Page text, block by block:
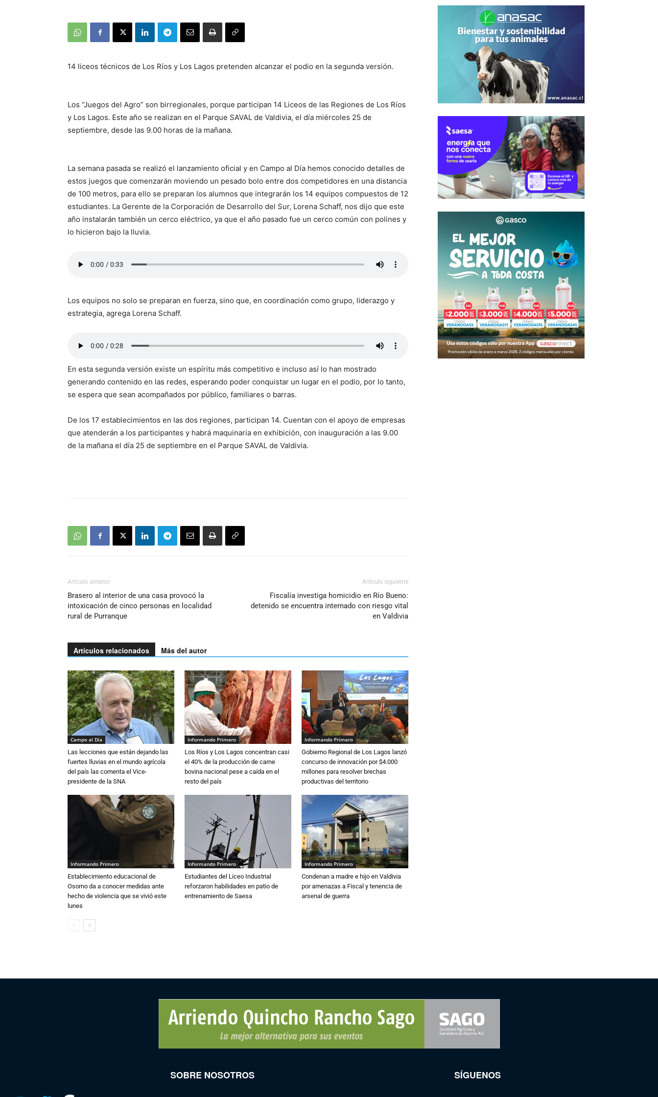
14 liceos técnicos de Los Ríos y Los Lagos pretenden alcanzar el podio en la segunda versión.
Los “Juegos del Agro” son birregionales, porque participan 14 Liceos de las Regiones de Los Ríos
y Los Lagos. Este año se realizan en el Parque SAVAL de Valdivia, el día miércoles 25 de
septiembre, desde las 9.00 horas de la mañana.
La semana pasada se realizó el lanzamiento oficial y en Campo al Día hemos conocido detalles de
estos juegos que comenzarán moviendo un pesado bolo entre dos competidores en una distancia
de 100 metros, para ello se preparan los alumnos que integrarán los 14 equipos compuestos de 12
estudiantes. La Gerente de la Corporación de Desarrollo del Sur, Lorena Schaff, nos dijo que este
año instalarán también un cerco eléctrico, ya que el año pasado fue un cerco común con polines y
lo hicieron bajo la lluvia.
Los equipos no solo se preparan en fuerza, sino que, en coordinación como grupo, liderazgo y
estrategia, agrega Lorena Schaff.
En esta segunda versión existe un espíritu más competitivo e incluso así lo han mostrado
generando contenido en las redes, esperando poder conquistar un lugar en el podio, por lo tanto,
se espera que sean acompañados por público, familiares o barras.
De los 17 establecimientos en las dos regiones, participan 14. Cuentan con el apoyo de empresas
que atenderán a los participantes y habrá maquinaria en exhibición, con inauguración a las 9.00
de la mañana el día 25 de septiembre en el Parque SAVAL de Valdivia.
Artículo anterior
Brasero al interior de una casa provocó la
intoxicación de cinco personas en localidad
rural de Purranque
Artículo siguiente
Fiscalía investiga homicidio en Río Bueno:
detenido se encuentra internado con riesgo vital
en Valdivia
Artículos relacionados Más del autor
Campo al Día
Las lecciones que están dejando las
fuertes lluvias en el mundo agrícola
del país las comenta el Vice-
presidente de la SNA
Informando Primero
Los Ríos y Los Lagos concentran casi
el 40% de la producción de carne
bovina nacional pese a caída en el
resto del país
Informando Primero
Gobierno Regional de Los Lagos lanzó
concurso de innovación por $4.000
millones para resolver brechas
productivas del territorio
Informando Primero
Establecimiento educacional de
Osorno da a conocer medidas ante
hecho de violencia que se vivió este
lunes
Informando Primero
Estudiantes del Liceo Industrial
reforzaron habilidades en patio de
entrenamiento de Saesa
Informando Primero
Condenan a madre e hijo en Valdivia
por amenazas a Fiscal y tenencia de
arsenal de guerra
SOBRE NOSOTROS SÍGUENOS